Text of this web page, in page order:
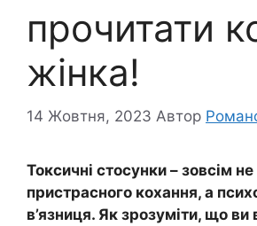
прочитати
жінка!
14 Жовтня, 2023 Автор
Токсичні стосунки – зовсім
пристрасного кохання, а
в’язниця. Як зрозуміти, що ви